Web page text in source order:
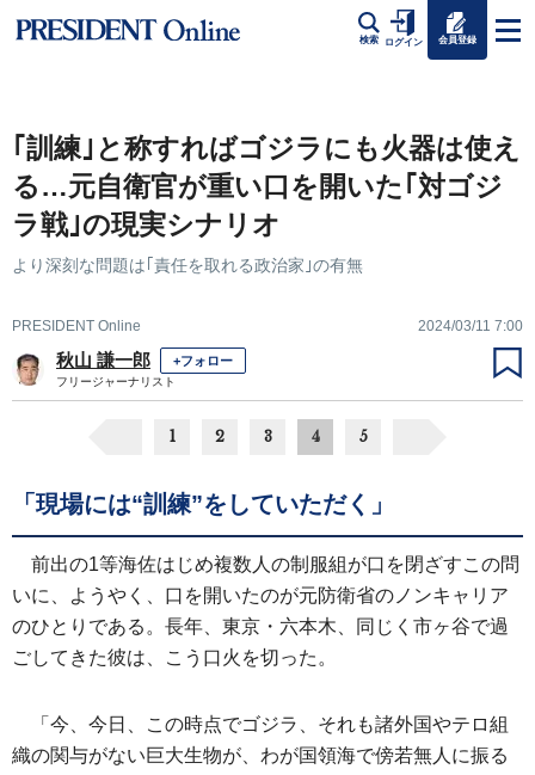
検索 ログイン 会員登録
｢訓練｣と称すればゴジラにも火器は使え
る…元自衛官が重い口を開いた｢対ゴジ
ラ戦｣の現実シナリオ
より深刻な問題は｢責任を取れる政治家｣の有無
PRESIDENT Online 2024/03/11 7:00
秋山 謙一郎 +フォロー
フリージャーナリスト
1 2 3 4 5
「現場には“訓練”をしていただく」
前出の1等海佐はじめ複数人の制服組が口を閉ざすこの問
いに、ようやく、口を開いたのが元防衛省のノンキャリア
のひとりである。長年、東京・六本木、同じく市ヶ谷で過
ごしてきた彼は、こう口火を切った。
「今、今日、この時点でゴジラ、それも諸外国やテロ組
織の関与がない巨大生物が、わが国領海で傍若無人に振る